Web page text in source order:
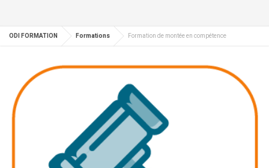
ODI FORMATION Formations Formation de montée en compétence